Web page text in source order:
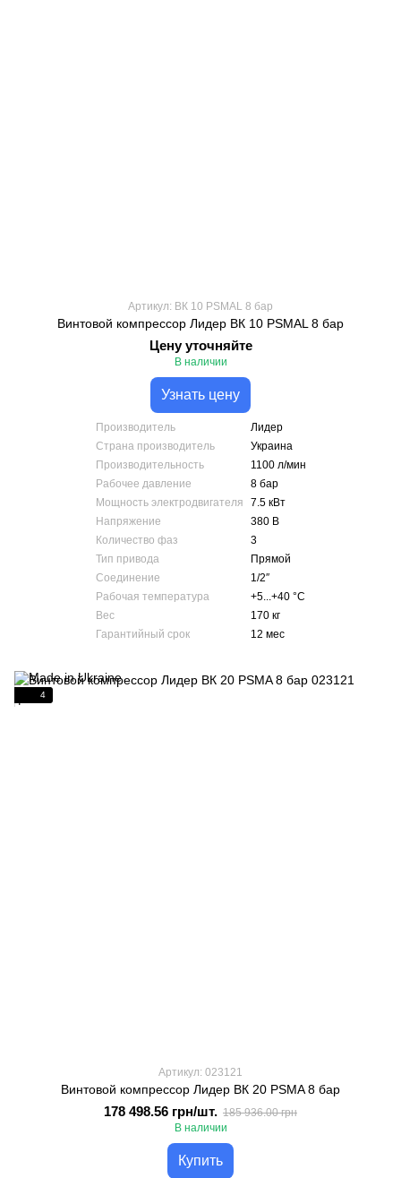
Артикул: ВК 10 PSMAL 8 бар
Винтовой компрессор Лидер ВК 10 PSMAL 8 бар
Цену уточняйте
В наличии
Узнать цену
Производитель
Лидер
Страна производитель
Украина
Производительность
1100 л/мин
Рабочее давление
8 бар
Мощность электродвигателя
7.5 кВт
Напряжение
380 В
Количество фаз
3
Тип привода
Прямой
Соединение
1/2″
Рабочая температура
+5...+40 °С
Вес
170 кг
Гарантийный срок
12 мес
4
Артикул: 023121
Винтовой компрессор Лидер ВК 20 PSMA 8 бар
178 498.56 грн/шт. 185 936.00 грн
В наличии
Купить